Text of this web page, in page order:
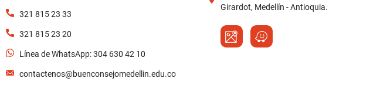
321 815 23 33
321 815 23 20
Línea de WhatsApp: 304 630 42 10
contactenos@buenconsejomedellin.edu.co
Girardot, Medellín - Antioquia.